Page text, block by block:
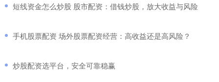
​短线资金怎么炒股 股市配资：借钱炒股，放大收益与风险
​手机股票配资 场外股票配资经营：高收益还是高风险？
​炒股配资选平台，安全可靠稳赢